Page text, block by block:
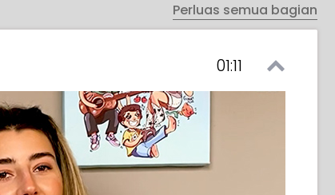
Perluas semua bagian
01:11